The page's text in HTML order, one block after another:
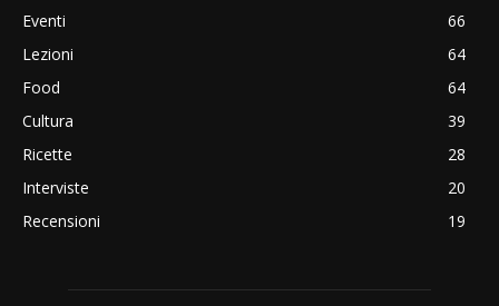
Eventi
66
Lezioni
64
Food
64
Cultura
39
Ricette
28
Interviste
20
Recensioni
19